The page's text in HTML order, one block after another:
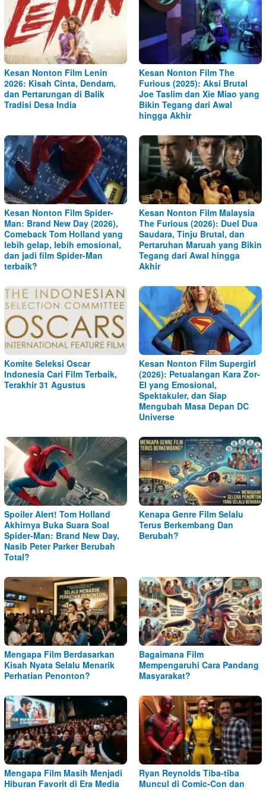
Kesan Nonton Film Lenin
2026: Kisah Cinta, Dendam,
dan Pertarungan di Balik
Tradisi Desa India
Kesan Nonton Film The
Furious (2025): Aksi Brutal
Joe Taslim dan Xie Miao yang
Bikin Tegang dari Awal
hingga Akhir
Kesan Nonton Film Spider-
Man: Brand New Day (2026),
Comeback Tom Holland yang
lebih gelap, lebih emosional,
dan jadi film Spider-Man
terbaik?
Kesan Nonton Film Malaysia
The Furious (2026): Duel Dua
Saudara, Tinju Brutal, dan
Pertaruhan Maruah yang Bikin
Tegang dari Awal hingga
Akhir
Komite Seleksi Oscar
Indonesia Cari Film Terbaik,
Terakhir 31 Agustus
Kesan Nonton Film Supergirl
(2026): Petualangan Kara Zor-
El yang Emosional,
Spektakuler, dan Siap
Mengubah Masa Depan DC
Universe
Spoiler Alert! Tom Holland
Akhirnya Buka Suara Soal
Spider-Man: Brand New Day,
Nasib Peter Parker Berubah
Total?
Kenapa Genre Film Selalu
Terus Berkembang Dan
Berubah?
Mengapa Film Berdasarkan
Kisah Nyata Selalu Menarik
Perhatian Penonton?
Bagaimana Film
Mempengaruhi Cara Pandang
Masyarakat?
Mengapa Film Masih Menjadi
Hiburan Favorit di Era Media
Ryan Reynolds Tiba-tiba
Muncul di Comic-Con dan